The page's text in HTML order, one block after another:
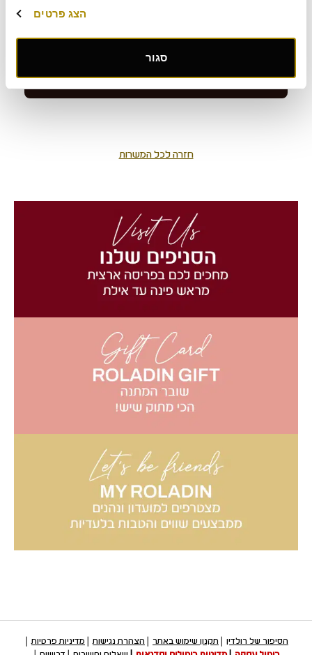
הצג פרטים
סגור
חזרה לכל המשרות
הסיפור של רולדין תקנון שימוש באתר הצהרת נגישות
מדיניות פרטיות